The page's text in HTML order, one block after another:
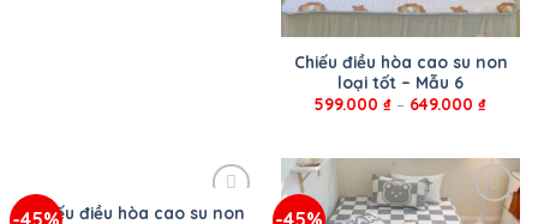
Chiếu điều hòa cao su non
loại tốt – Mẫu 6
599.000 ₫ – 649.000 ₫
Chiếu điều hòa cao su non